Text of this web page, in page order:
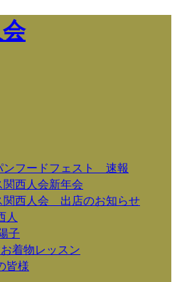
フードフェスト 速報
西人会新年会
西人会 出店のお知らせ
人
子
着物レッスン
皆様